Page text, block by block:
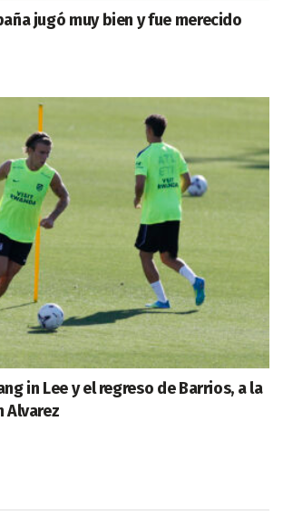
jugó muy bien y fue merecido
in Lee y el regreso de Barrios, a la
Alvarez